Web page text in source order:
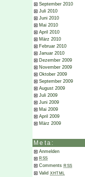
September 2010
Juli 2010
Juni 2010
Mai 2010
April 2010
März 2010
Februar 2010
Januar 2010
Dezember 2009
November 2009
Oktober 2009
September 2009
August 2009
Juli 2009
Juni 2009
Mai 2009
April 2009
März 2009
Meta:
Anmelden
RSS
Comments RSS
Valid XHTML